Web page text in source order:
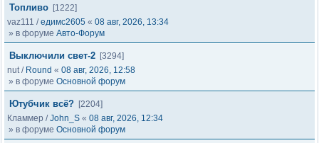
Топливо [1222]
vaz111 /едимс2605 « 08 авг, 2026, 13:34
» в форуме Авто-Форум
Выключили свет-2 [3294]
nut/ Round « 08 авг, 2026, 12:58
» в форуме Основной форум
Ютубчик всё? [2204]
Кламмер /John_S « 08 авг, 2026, 12:34
» в форуме Основной форум